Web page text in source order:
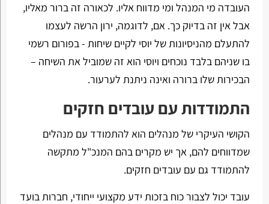
העובדה מי המנהל ומי מדווח אליו. לכאורה זה ברור מאליו,
אבל אין זה בדיוק כך. אם, לדוגמה, ירון הרשה לעצמו
להתעלם מהניסיונות של יוסי לקיים שיחות - בפורום רשמי
בו שניהם בלבד נוכחים ויוסי הוא זה שמוביל את השיחה –
הבכירות שלו ברורה ואינה ניתנת לערעור.
התמודדות עם עובדים חזקים
הקושי העיקרי של מנהלים הוא להתמודד עם מנהלים
שמדווחים להם, אך יש מקרים בהם המנכ"ל מתקשה
להתמודד גם עם עובדים חזקים.
עובד יכול לצבור כוח בזכות ידע מקצועי ייחודי, חברות בועד